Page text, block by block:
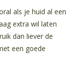
als je huid al een
extra wil laten
dan liever de
een goede